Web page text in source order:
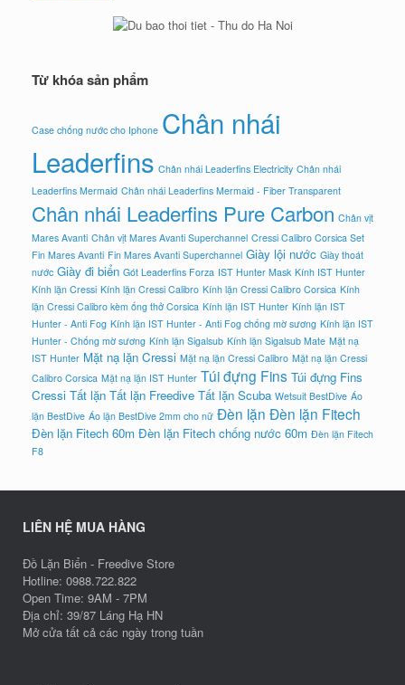
Từ khóa sản phẩm
Case chống nước cho Iphone Chân nhái
Leaderfins Chân nhái Leaderfins Electricity Chân nhái
Leaderfins Mermaid Chân nhái Leaderfins Mermaid - Fiber Transparent
Chân nhái Leaderfins Pure Carbon Chân vịt
Mares Avanti Chân vịt Mares Avanti Superchannel Cressi Calibro Corsica Set
Fin Mares Avanti Fin Mares Avanti Superchannel Giày lội nước Giày thoát
nước Giày đi biển Gót Leaderfins Forza IST Hunter Mask Kính IST Hunter
Kính lặn Cressi Kính lặn Cressi Calibro Kính lặn Cressi Calibro Corsica Kính
lặn Cressi Calibro kèm ống thở Corsica Kính lặn IST Hunter Kính lặn IST
Hunter - Anti Fog Kính lặn IST Hunter - Anti Fog chống mờ sương Kính lặn IST
Hunter - Chống mờ sương Kính lặn Sigalsub Kính lặn Sigalsub Mate Mặt nạ
IST Hunter Mặt nạ lặn Cressi Mặt nạ lặn Cressi Calibro Mặt nạ lặn Cressi
Calibro Corsica Mặt nạ lặn IST Hunter Túi đựng Fins Túi đựng Fins
Cressi Tất lặn Tất lặn Freedive Tất lặn Scuba Wetsuit BestDive Áo
lặn BestDive Áo lặn BestDive 2mm cho nữ Đèn lặn Đèn lặn Fitech
Đèn lặn Fitech 60m Đèn lặn Fitech chống nước 60m Đèn lặn Fitech
F8
LIÊN HỆ MUA HÀNG
Đồ Lặn Biển - Freedive Store
Hotline: 0988.722.822
Open Time: 9AM - 7PM
Địa chỉ: 39/87 Láng Hạ HN
Mở cửa tất cả các ngày trong tuần